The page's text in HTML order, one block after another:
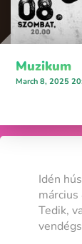
Muzikum
March 8, 2025
Idén
Tedik,